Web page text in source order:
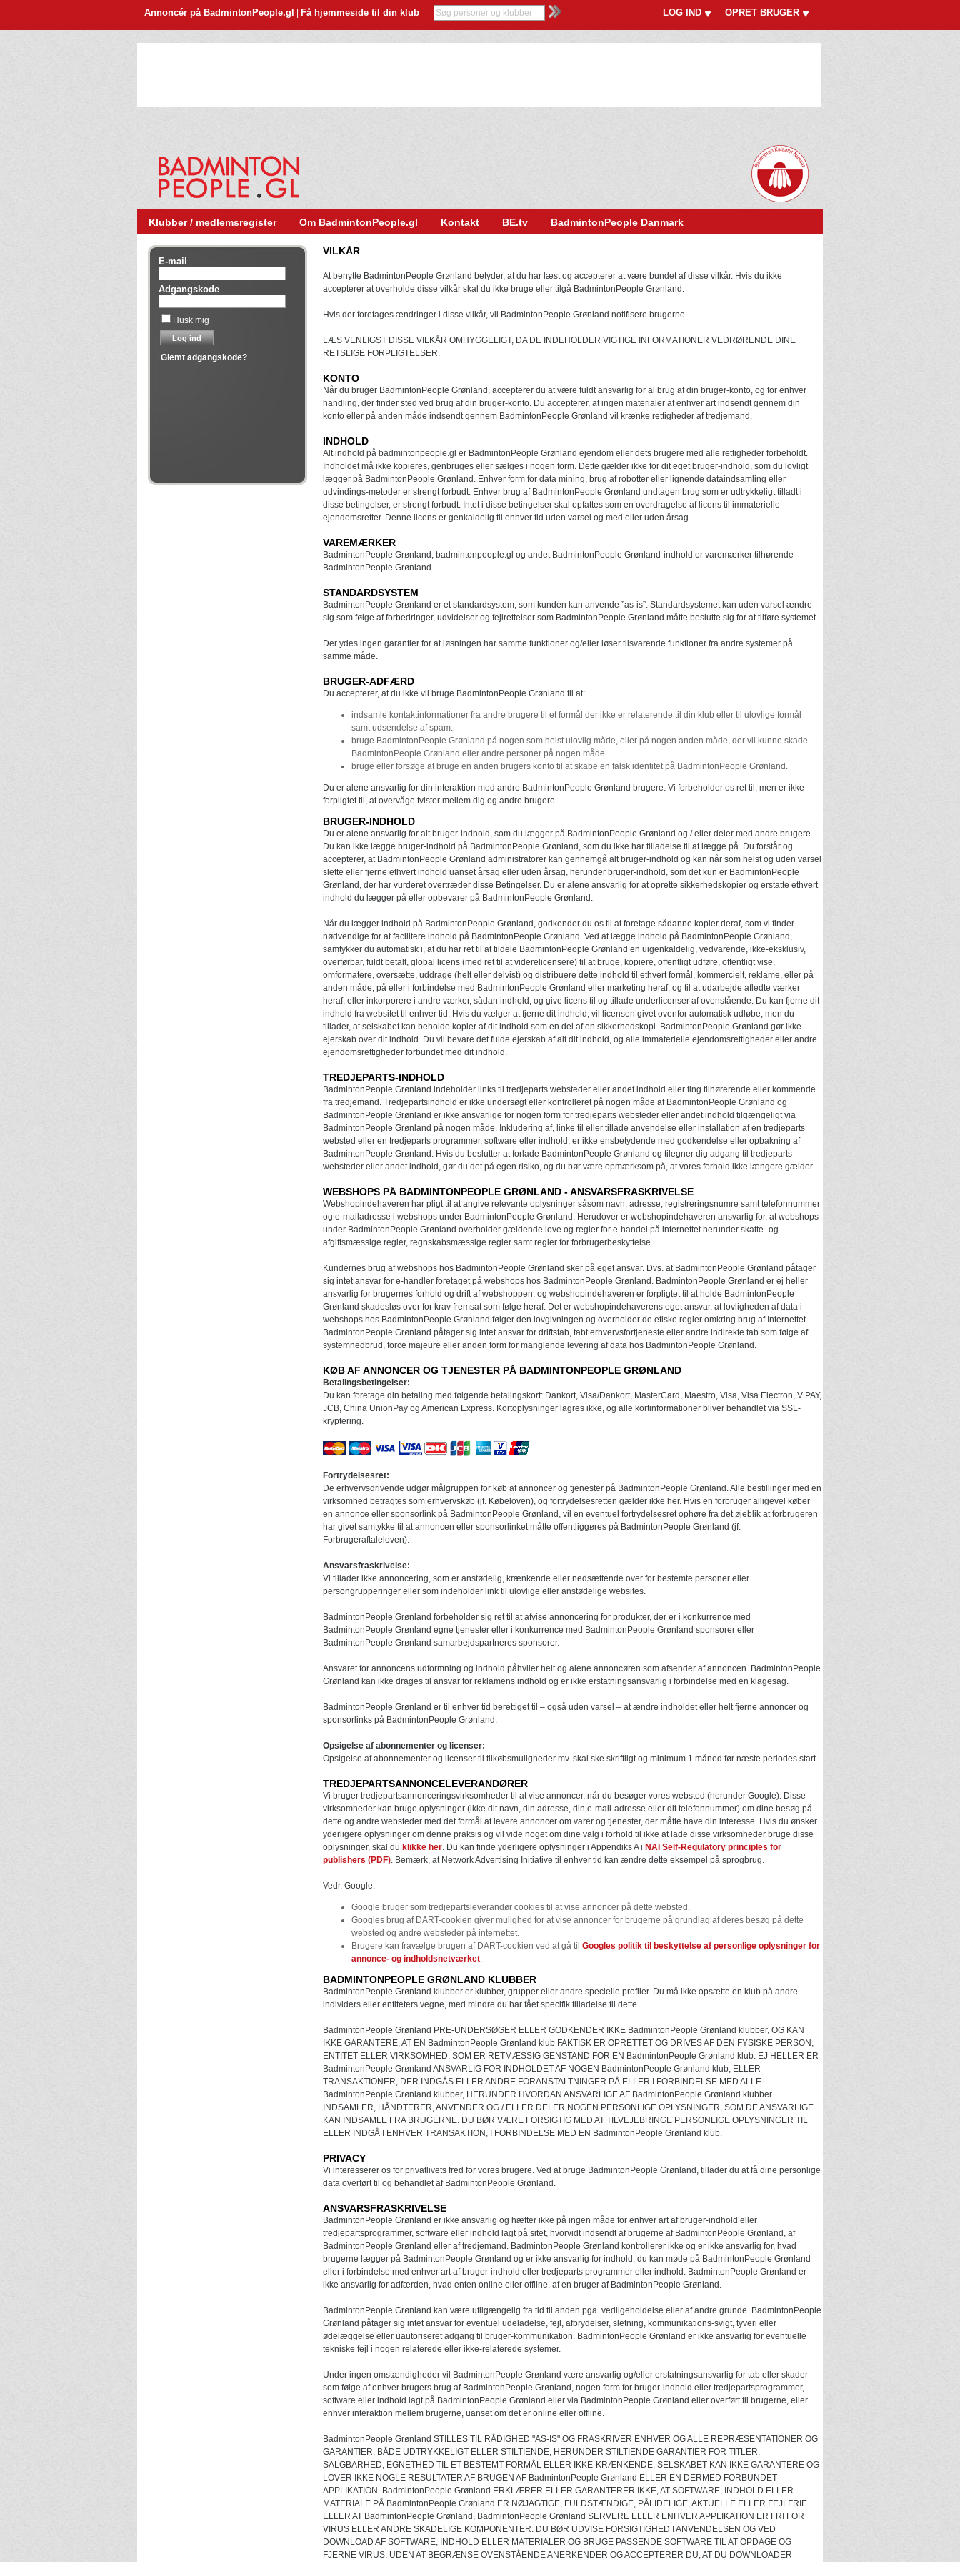
Annoncér på BadmintonPeople.gl Få hjemmeside til din klub LOG IND OPRET BRUGER
Klubber / medlemsregister Om BadmintonPeople.gl Kontakt BE.tv BadmintonPeople Danmark
E-mail
Adgangskode
Husk mig
Glemt adgangskode?
VILKÅR
At benytte BadmintonPeople Grønland betyder, at du har læst og accepterer at være bundet af disse vilkår. Hvis du ikke
accepterer at overholde disse vilkår skal du ikke bruge eller tilgå BadmintonPeople Grønland.
Hvis der foretages ændringer i disse vilkår, vil BadmintonPeople Grønland notifisere brugerne.
LÆS VENLIGST DISSE VILKÅR OMHYGGELIGT, DA DE INDEHOLDER VIGTIGE INFORMATIONER VEDRØRENDE DINE
RETSLIGE FORPLIGTELSER.
KONTO
Når du bruger BadmintonPeople Grønland, accepterer du at være fuldt ansvarlig for al brug af din bruger-konto, og for enhver
handling, der finder sted ved brug af din bruger-konto. Du accepterer, at ingen materialer af enhver art indsendt gennem din
konto eller på anden måde indsendt gennem BadmintonPeople Grønland vil krænke rettigheder af tredjemand.
INDHOLD
Alt indhold på badmintonpeople.gl er BadmintonPeople Grønland ejendom eller dets brugere med alle rettigheder forbeholdt.
Indholdet må ikke kopieres, genbruges eller sælges i nogen form. Dette gælder ikke for dit eget bruger-indhold, som du lovligt
lægger på BadmintonPeople Grønland. Enhver form for data mining, brug af robotter eller lignende dataindsamling eller
udvindings-metoder er strengt forbudt. Enhver brug af BadmintonPeople Grønland undtagen brug som er udtrykkeligt tilladt i
disse betingelser, er strengt forbudt. Intet i disse betingelser skal opfattes som en overdragelse af licens til immaterielle
ejendomsretter. Denne licens er genkaldelig til enhver tid uden varsel og med eller uden årsag.
VAREMÆRKER
BadmintonPeople Grønland, badmintonpeople.gl og andet BadmintonPeople Grønland-indhold er varemærker tilhørende
BadmintonPeople Grønland.
STANDARDSYSTEM
BadmintonPeople Grønland er et standardsystem, som kunden kan anvende ”as-is”. Standardsystemet kan uden varsel ændre
sig som følge af forbedringer, udvidelser og fejlrettelser som BadmintonPeople Grønland måtte beslutte sig for at tilføre systemet.
Der ydes ingen garantier for at løsningen har samme funktioner og/eller løser tilsvarende funktioner fra andre systemer på
samme måde.
BRUGER-ADFÆRD
Du accepterer, at du ikke vil bruge BadmintonPeople Grønland til at:
indsamle kontaktinformationer fra andre brugere til et formål der ikke er relaterende til din klub eller til ulovlige formål
samt udsendelse af spam.
bruge BadmintonPeople Grønland på nogen som helst ulovlig måde, eller på nogen anden måde, der vil kunne skade
BadmintonPeople Grønland eller andre personer på nogen måde.
bruge eller forsøge at bruge en anden brugers konto til at skabe en falsk identitet på BadmintonPeople Grønland.
Du er alene ansvarlig for din interaktion med andre BadmintonPeople Grønland brugere. Vi forbeholder os ret til, men er ikke
forpligtet til, at overvåge tvister mellem dig og andre brugere.
BRUGER-INDHOLD
Du er alene ansvarlig for alt bruger-indhold, som du lægger på BadmintonPeople Grønland og / eller deler med andre brugere.
Du kan ikke lægge bruger-indhold på BadmintonPeople Grønland, som du ikke har tilladelse til at lægge på. Du forstår og
accepterer, at BadmintonPeople Grønland administratorer kan gennemgå alt bruger-indhold og kan når som helst og uden varsel
slette eller fjerne ethvert indhold uanset årsag eller uden årsag, herunder bruger-indhold, som det kun er BadmintonPeople
Grønland, der har vurderet overtræder disse Betingelser. Du er alene ansvarlig for at oprette sikkerhedskopier og erstatte ethvert
indhold du lægger på eller opbevarer på BadmintonPeople Grønland.
Når du lægger indhold på BadmintonPeople Grønland, godkender du os til at foretage sådanne kopier deraf, som vi finder
nødvendige for at facilitere indhold på BadmintonPeople Grønland. Ved at lægge indhold på BadmintonPeople Grønland,
samtykker du automatisk i, at du har ret til at tildele BadmintonPeople Grønland en uigenkaldelig, vedvarende, ikke-eksklusiv,
overførbar, fuldt betalt, global licens (med ret til at viderelicensere) til at bruge, kopiere, offentligt udføre, offentligt vise,
omformatere, oversætte, uddrage (helt eller delvist) og distribuere dette indhold til ethvert formål, kommercielt, reklame, eller på
anden måde, på eller i forbindelse med BadmintonPeople Grønland eller marketing heraf, og til at udarbejde afledte værker
heraf, eller inkorporere i andre værker, sådan indhold, og give licens til og tillade underlicenser af ovenstående. Du kan fjerne dit
indhold fra websitet til enhver tid. Hvis du vælger at fjerne dit indhold, vil licensen givet ovenfor automatisk udløbe, men du
tillader, at selskabet kan beholde kopier af dit indhold som en del af en sikkerhedskopi. BadmintonPeople Grønland gør ikke
ejerskab over dit indhold. Du vil bevare det fulde ejerskab af alt dit indhold, og alle immaterielle ejendomsrettigheder eller andre
ejendomsrettigheder forbundet med dit indhold.
TREDJEPARTS-INDHOLD
BadmintonPeople Grønland indeholder links til tredjeparts websteder eller andet indhold eller ting tilhørerende eller kommende
fra tredjemand. Tredjepartsindhold er ikke undersøgt eller kontrolleret på nogen måde af BadmintonPeople Grønland og
BadmintonPeople Grønland er ikke ansvarlige for nogen form for tredjeparts websteder eller andet indhold tilgængeligt via
BadmintonPeople Grønland på nogen måde. Inkludering af, linke til eller tillade anvendelse eller installation af en tredjeparts
websted eller en tredjeparts programmer, software eller indhold, er ikke ensbetydende med godkendelse eller opbakning af
BadmintonPeople Grønland. Hvis du beslutter at forlade BadmintonPeople Grønland og tilegner dig adgang til tredjeparts
websteder eller andet indhold, gør du det på egen risiko, og du bør være opmærksom på, at vores forhold ikke længere gælder.
WEBSHOPS PÅ BADMINTONPEOPLE GRØNLAND - ANSVARSFRASKRIVELSE
Webshopindehaveren har pligt til at angive relevante oplysninger såsom navn, adresse, registreringsnumre samt telefonnummer
og e-mailadresse i webshops under BadmintonPeople Grønland. Herudover er webshopindehaveren ansvarlig for, at webshops
under BadmintonPeople Grønland overholder gældende love og regler for e-handel på internettet herunder skatte- og
afgiftsmæssige regler, regnskabsmæssige regler samt regler for forbrugerbeskyttelse.
Kundernes brug af webshops hos BadmintonPeople Grønland sker på eget ansvar. Dvs. at BadmintonPeople Grønland påtager
sig intet ansvar for e-handler foretaget på webshops hos BadmintonPeople Grønland. BadmintonPeople Grønland er ej heller
ansvarlig for brugernes forhold og drift af webshoppen, og webshopindehaveren er forpligtet til at holde BadmintonPeople
Grønland skadesløs over for krav fremsat som følge heraf. Det er webshopindehaverens eget ansvar, at lovligheden af data i
webshops hos BadmintonPeople Grønland følger den lovgivningen og overholder de etiske regler omkring brug af Internettet.
BadmintonPeople Grønland påtager sig intet ansvar for driftstab, tabt erhvervsfortjeneste eller andre indirekte tab som følge af
systemnedbrud, force majeure eller anden form for manglende levering af data hos BadmintonPeople Grønland.
KØB AF ANNONCER OG TJENESTER PÅ BADMINTONPEOPLE GRØNLAND
Betalingsbetingelser:
Du kan foretage din betaling med følgende betalingskort: Dankort, Visa/Dankort, MasterCard, Maestro, Visa, Visa Electron, V PAY,
JCB, China UnionPay og American Express. Kortoplysninger lagres ikke, og alle kortinformationer bliver behandlet via SSL-
kryptering.
Fortrydelsesret:
De erhvervsdrivende udgør målgruppen for køb af annoncer og tjenester på BadmintonPeople Grønland. Alle bestillinger med en
virksomhed betragtes som erhvervskøb (jf. Købeloven), og fortrydelsesretten gælder ikke her. Hvis en forbruger alligevel køber
en annonce eller sponsorlink på BadmintonPeople Grønland, vil en eventuel fortrydelsesret ophøre fra det øjeblik at forbrugeren
har givet samtykke til at annoncen eller sponsorlinket måtte offentliggøres på BadmintonPeople Grønland (jf.
Forbrugeraftaleloven).
Ansvarsfraskrivelse:
Vi tillader ikke annoncering, som er anstødelig, krænkende eller nedsættende over for bestemte personer eller
persongrupperinger eller som indeholder link til ulovlige eller anstødelige websites.
BadmintonPeople Grønland forbeholder sig ret til at afvise annoncering for produkter, der er i konkurrence med
BadmintonPeople Grønland egne tjenester eller i konkurrence med BadmintonPeople Grønland sponsorer eller
BadmintonPeople Grønland samarbejdspartneres sponsorer.
Ansvaret for annoncens udformning og indhold påhviler helt og alene annoncøren som afsender af annoncen. BadmintonPeople
Grønland kan ikke drages til ansvar for reklamens indhold og er ikke erstatningsansvarlig i forbindelse med en klagesag.
BadmintonPeople Grønland er til enhver tid berettiget til – også uden varsel – at ændre indholdet eller helt fjerne annoncer og
sponsorlinks på BadmintonPeople Grønland.
Opsigelse af abonnementer og licenser:
Opsigelse af abonnementer og licenser til tilkøbsmuligheder mv. skal ske skriftligt og minimum 1 måned før næste periodes start.
TREDJEPARTSANNONCELEVERANDØRER
Vi bruger tredjepartsannonceringsvirksomheder til at vise annoncer, når du besøger vores websted (herunder Google). Disse
virksomheder kan bruge oplysninger (ikke dit navn, din adresse, din e-mail-adresse eller dit telefonnummer) om dine besøg på
dette og andre websteder med det formål at levere annoncer om varer og tjenester, der måtte have din interesse. Hvis du ønsker
yderligere oplysninger om denne praksis og vil vide noget om dine valg i forhold til ikke at lade disse virksomheder bruge disse
oplysninger, skal du klikke her. Du kan finde yderligere oplysninger i Appendiks A i NAI Self-Regulatory principles for
publishers (PDF). Bemærk, at Network Advertising Initiative til enhver tid kan ændre dette eksempel på sprogbrug.
Vedr. Google:
Google bruger som tredjepartsleverandør cookies til at vise annoncer på dette websted.
Googles brug af DART-cookien giver mulighed for at vise annoncer for brugerne på grundlag af deres besøg på dette
websted og andre websteder på internettet.
Brugere kan fravælge brugen af DART-cookien ved at gå til Googles politik til beskyttelse af personlige oplysninger for
annonce- og indholdsnetværket.
BADMINTONPEOPLE GRØNLAND KLUBBER
BadmintonPeople Grønland klubber er klubber, grupper eller andre specielle profiler. Du må ikke opsætte en klub på andre
individers eller entiteters vegne, med mindre du har fået specifik tilladelse til dette.
BadmintonPeople Grønland PRE-UNDERSØGER ELLER GODKENDER IKKE BadmintonPeople Grønland klubber, OG KAN
IKKE GARANTERE, AT EN BadmintonPeople Grønland klub FAKTISK ER OPRETTET OG DRIVES AF DEN FYSISKE PERSON,
ENTITET ELLER VIRKSOMHED, SOM ER RETMÆSSIG GENSTAND FOR EN BadmintonPeople Grønland klub. EJ HELLER ER
BadmintonPeople Grønland ANSVARLIG FOR INDHOLDET AF NOGEN BadmintonPeople Grønland klub, ELLER
TRANSAKTIONER, DER INDGÅS ELLER ANDRE FORANSTALTNINGER PÅ ELLER I FORBINDELSE MED ALLE
BadmintonPeople Grønland klubber, HERUNDER HVORDAN ANSVARLIGE AF BadmintonPeople Grønland klubber
INDSAMLER, HÅNDTERER, ANVENDER OG / ELLER DELER NOGEN PERSONLIGE OPLYSNINGER, SOM DE ANSVARLIGE
KAN INDSAMLE FRA BRUGERNE. DU BØR VÆRE FORSIGTIG MED AT TILVEJEBRINGE PERSONLIGE OPLYSNINGER TIL
ELLER INDGÅ I ENHVER TRANSAKTION, I FORBINDELSE MED EN BadmintonPeople Grønland klub.
PRIVACY
Vi interesserer os for privatlivets fred for vores brugere. Ved at bruge BadmintonPeople Grønland, tillader du at få dine personlige
data overført til og behandlet af BadmintonPeople Grønland.
ANSVARSFRASKRIVELSE
BadmintonPeople Grønland er ikke ansvarlig og hæfter ikke på ingen måde for enhver art af bruger-indhold eller
tredjepartsprogrammer, software eller indhold lagt på sitet, hvorvidt indsendt af brugerne af BadmintonPeople Grønland, af
BadmintonPeople Grønland eller af tredjemand. BadmintonPeople Grønland kontrollerer ikke og er ikke ansvarlig for, hvad
brugerne lægger på BadmintonPeople Grønland og er ikke ansvarlig for indhold, du kan møde på BadmintonPeople Grønland
eller i forbindelse med enhver art af bruger-indhold eller tredjeparts programmer eller indhold. BadmintonPeople Grønland er
ikke ansvarlig for adfærden, hvad enten online eller offline, af en bruger af BadmintonPeople Grønland.
BadmintonPeople Grønland kan være utilgængelig fra tid til anden pga. vedligeholdelse eller af andre grunde. BadmintonPeople
Grønland påtager sig intet ansvar for eventuel udeladelse, fejl, afbrydelser, sletning, kommunikations-svigt, tyveri eller
ødelæggelse eller uautoriseret adgang til bruger-kommunikation. BadmintonPeople Grønland er ikke ansvarlig for eventuelle
tekniske fejl i nogen relaterede eller ikke-relaterede systemer.
Under ingen omstændigheder vil BadmintonPeople Grønland være ansvarlig og/eller erstatningsansvarlig for tab eller skader
som følge af enhver brugers brug af BadmintonPeople Grønland, nogen form for bruger-indhold eller tredjepartsprogrammer,
software eller indhold lagt på BadmintonPeople Grønland eller via BadmintonPeople Grønland eller overført til brugerne, eller
enhver interaktion mellem brugerne, uanset om det er online eller offline.
BadmintonPeople Grønland STILLES TIL RÅDIGHED "AS-IS" OG FRASKRIVER ENHVER OG ALLE REPRÆSENTATIONER OG
GARANTIER, BÅDE UDTRYKKELIGT ELLER STILTIENDE, HERUNDER STILTIENDE GARANTIER FOR TITLER,
SALGBARHED, EGNETHED TIL ET BESTEMT FORMÅL ELLER IKKE-KRÆNKENDE. SELSKABET KAN IKKE GARANTERE OG
LOVER IKKE NOGLE RESULTATER AF BRUGEN AF BadmintonPeople Grønland ELLER EN DERMED FORBUNDET
APPLIKATION. BadmintonPeople Grønland ERKLÆRER ELLER GARANTERER IKKE, AT SOFTWARE, INDHOLD ELLER
MATERIALE PÅ BadmintonPeople Grønland ER NØJAGTIGE, FULDSTÆNDIGE, PÅLIDELIGE, AKTUELLE ELLER FEJLFRIE
ELLER AT BadmintonPeople Grønland, BadmintonPeople Grønland SERVERE ELLER ENHVER APPLIKATION ER FRI FOR
VIRUS ELLER ANDRE SKADELIGE KOMPONENTER. DU BØR UDVISE FORSIGTIGHED I ANVENDELSEN OG VED
DOWNLOAD AF SOFTWARE, INDHOLD ELLER MATERIALER OG BRUGE PASSENDE SOFTWARE TIL AT OPDAGE OG
FJERNE VIRUS. UDEN AT BEGRÆNSE OVENSTÅENDE ANERKENDER OG ACCEPTERER DU, AT DU DOWNLOADER